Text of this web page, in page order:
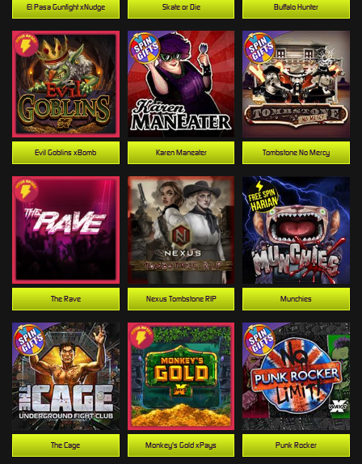
Munchies
Skate or Die
Nexus Tombstone RIP
Tombstone No Mercy
The Cage
El Pasa Gunfight xNudge
Monkey's Gold xPays
Evil Goblins xBomb
Buffalo Hunter
Punk Rocker
Karen Maneater
The Rave